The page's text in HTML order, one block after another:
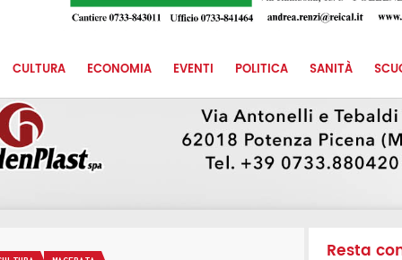
CULTURA ECONOMIA EVENTI POLITICA SANITÀ
Resta